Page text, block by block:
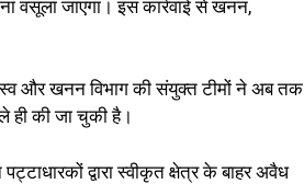
वसूला जाएगा। इस कार्रवाई से खनन,
और खनन विभाग की संयुक्त टीमों ने अब तक
ही की जा चुकी है।
द्वारा स्वीकृत क्षेत्र के बाहर अवैध